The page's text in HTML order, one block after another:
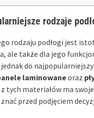
rodzaje
rodzaju podłogi jest
ale także dla jego
do
laminowaneoraz
z tych materiałów ma
przed podjęciem